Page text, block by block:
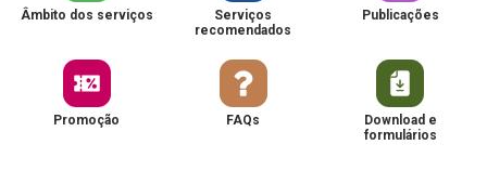
Âmbito dos serviços
Serviços
recomendados
Publicações
Promoção FAQs
Download e
formulários